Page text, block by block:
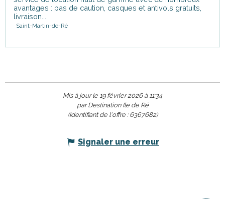
avantages : pas de caution, casques et antivols gratuits,
livraison...
Saint-Martin-de-Ré
Mis à jour le 19 février 2026 à 11:34
par Destination Ile de Ré
(Identifiant de l'offre : 6367682)
Signaler une erreur